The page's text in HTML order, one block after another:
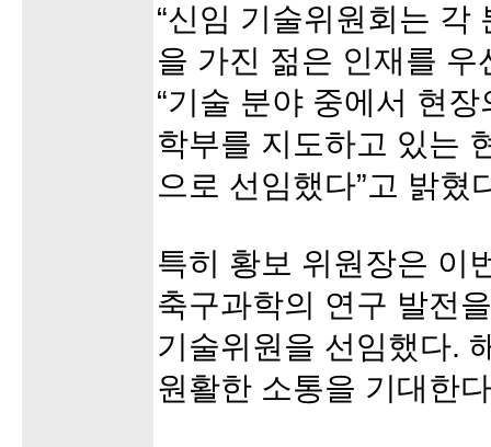
“신임 기술위원회는 각
을 가진 젊은 인재를 우
“기술 분야 중에서 현
학부를 지도하고 있는
으로 선임했다”고 밝혔
특히 황보 위원장은 이
축구과학의 연구 발전
기술위원을 선임했다.
원활한 소통을 기대한